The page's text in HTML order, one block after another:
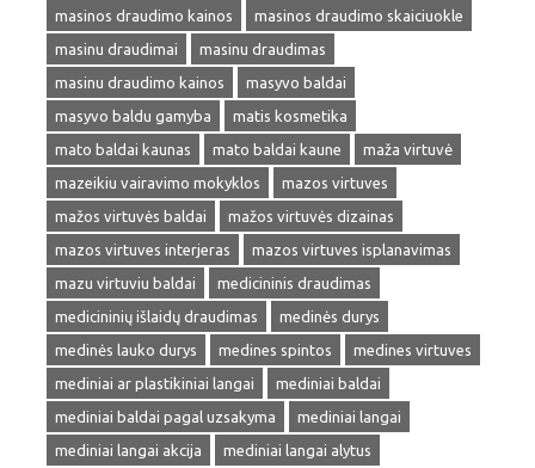
masinos draudimo kainos
masinos draudimo skaiciuokle
masinu draudimai
masinu draudimas
masinu draudimo kainos
masyvo baldai
masyvo baldu gamyba
matis kosmetika
mato baldai kaunas
mato baldai kaune
maža virtuvė
mazeikiu vairavimo mokyklos
mazos virtuves
mažos virtuvės baldai
mažos virtuvės dizainas
mazos virtuves interjeras
mazos virtuves isplanavimas
mazu virtuviu baldai
medicininis draudimas
medicininių išlaidų draudimas
medinės durys
medinės lauko durys
medines spintos
medines virtuves
mediniai ar plastikiniai langai
mediniai baldai
mediniai baldai pagal uzsakyma
mediniai langai
mediniai langai akcija
mediniai langai alytus